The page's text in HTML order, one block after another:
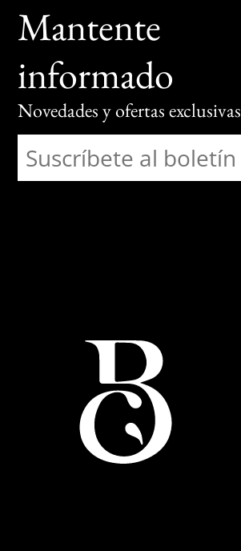
Mantente
informado
Novedades y ofertas exclusivas